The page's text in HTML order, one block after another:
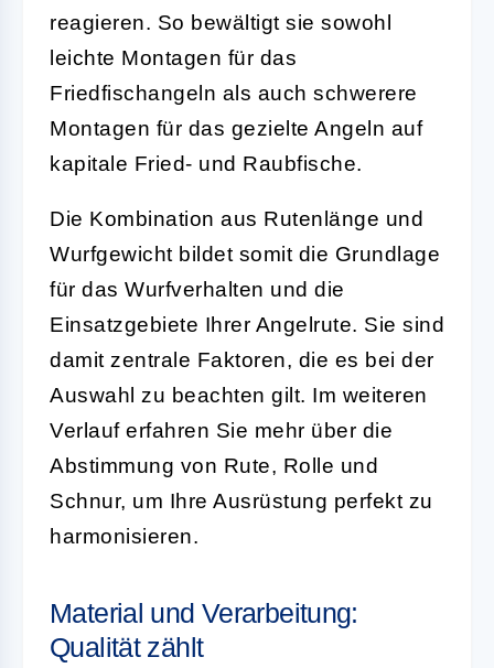
reagieren. So bewältigt sie sowohl
leichte Montagen für das
Friedfischangeln als auch schwerere
Montagen für das gezielte Angeln auf
kapitale Fried- und Raubfische.
Die Kombination aus Rutenlänge und
Wurfgewicht bildet somit die Grundlage
für das Wurfverhalten und die
Einsatzgebiete Ihrer Angelrute. Sie sind
damit zentrale Faktoren, die es bei der
Auswahl zu beachten gilt. Im weiteren
Verlauf erfahren Sie mehr über die
Abstimmung von Rute, Rolle und
Schnur, um Ihre Ausrüstung perfekt zu
harmonisieren.
Material und Verarbeitung:
Qualität zählt